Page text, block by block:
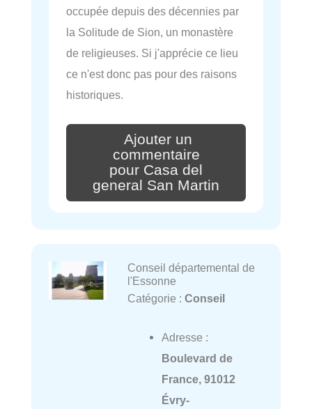
occupée depuis des décennies par
la Solitude de Sion, un monastère
de religieuses. Si j'apprécie ce lieu
ce n'est donc pas pour des raisons
historiques.
Ajouter un
commentaire
pour Casa del
general San Martin
Conseil départemental de
l'Essonne
Catégorie : Conseil
Adresse :
Boulevard de
France, 91012
Évry-